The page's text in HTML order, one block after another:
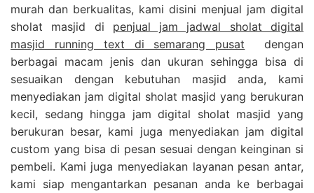
murah dan berkualitas, kami disini menjual jam digital
sholat masjid di penjual jam jadwal sholat digital
masjid running text di semarang pusat dengan
berbagai macam jenis dan ukuran sehingga bisa di
sesuaikan dengan kebutuhan masjid anda, kami
menyediakan jam digital sholat masjid yang berukuran
kecil, sedang hingga jam digital sholat masjid yang
berukuran besar, kami juga menyediakan jam digital
custom yang bisa di pesan sesuai dengan keinginan si
pembeli. Kami juga menyediakan layanan pesan antar,
kami siap mengantarkan pesanan anda ke berbagai